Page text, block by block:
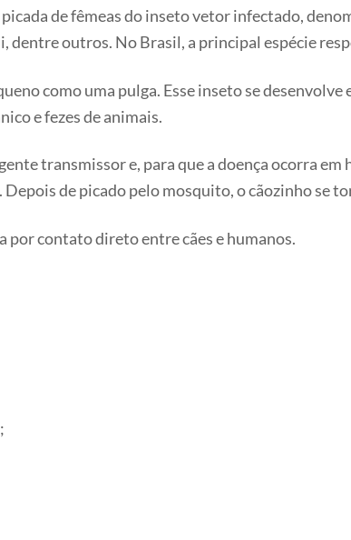
picada de fêmeas do inseto vetor infectado,
outros. No Brasil, a principal espécie
como uma pulga. Esse inseto se
e fezes de animais.
transmissor e, para que a doença ocorra
Depois de picado pelo mosquito, o cãozinho se
por contato direto entre cães e humanos.